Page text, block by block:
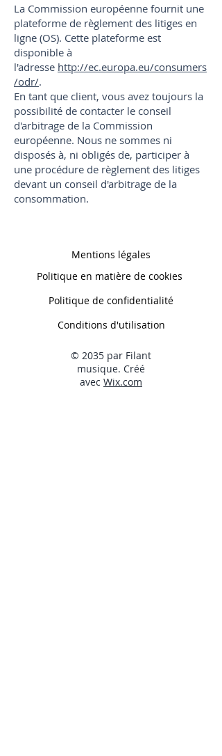
La Commission européenne fournit une
plateforme de règlement des litiges en
ligne (OS). Cette plateforme est
disponible à
l'adresse http://ec.europa.eu/consumers
/odr/.
En tant que client, vous avez toujours la
possibilité de contacter le conseil
d'arbitrage de la Commission
européenne. Nous ne sommes ni
disposés à, ni obligés de, participer à
une procédure de règlement des litiges
devant un conseil d'arbitrage de la
consommation.
Mentions légales
Politique en matière de cookies
Politique de confidentialité
Conditions d'utilisation
© 2035 par Filant
musique. Créé
avec Wix.com